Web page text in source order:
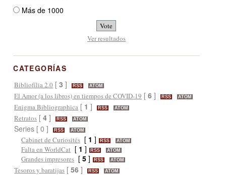
Más de 1000
Ver resultados
CATEGORÍAS
Bibliofília 2.0 [3 ] RSS ATOM
El Amor (a los libros) en tiempos de COVID-19 [6 ] RSS ATOM
Enigma Bibliographica [ 1 ] RSS ATOM
Retratos [4 ] RSS ATOM
Series [ 0 ] RSS ATOM
Cabinet de Curiosités [ 1 ] RSS ATOM
Falta en WorldCat [ 1 ] RSS ATOM
Grandes impresores [5 ] RSS ATOM
Tesoros y baratijas [56 ] RSS ATOM